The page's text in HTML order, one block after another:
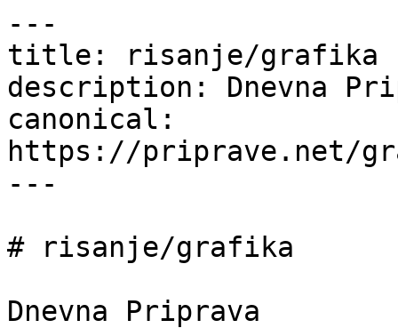
---
title: risanje/grafika
description: Dnevna
canonical:
https://priprave.net/
---
# risanje/grafika
Dnevna Priprava